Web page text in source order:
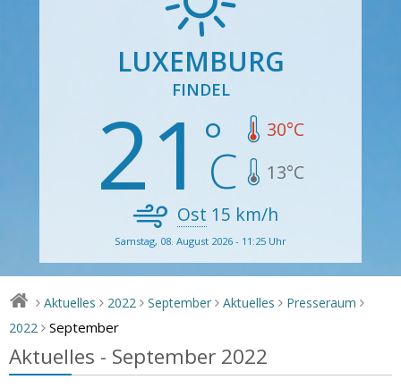
LUXEMBURG
FINDEL
21 30°C
13°C
Ost 15 km/h
Samstag, 08. August 2026 - 11:25 Uhr
> Aktuelles > 2022 > September > Aktuelles > Presseraum >
2022 > September
Aktuelles - September 2022